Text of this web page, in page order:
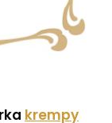
krempy